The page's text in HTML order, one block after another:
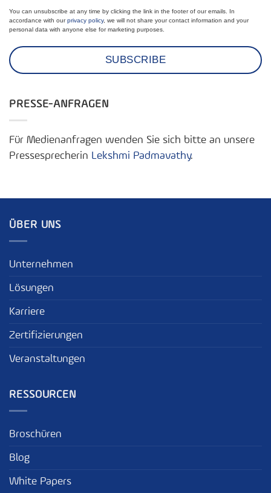
You can unsubscribe at any time by clicking the link in the footer of our emails. In
accordance with ourprivacy policy, we will not share your contact information and your
personal data with anyone else for marketing purposes.
PRESSE-ANFRAGEN
Für Medienanfragen wenden Sie sich bitte an unsere
Pressesprecherin Lekshmi Padmavathy.
ÜBER UNS
Unternehmen
Lösungen
Karriere
Zertifizierungen
Veranstaltungen
RESSOURCEN
Broschüren
Blog
White Papers